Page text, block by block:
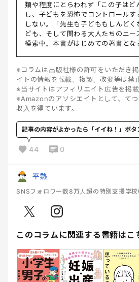
類や程度にとらわれず「この子はど
し、子どもを恐怖でコントロール
しない。「先生も子どももしんど
ども、そして関わる大人たちのニー
模索中。本書がはじめての著書とな
※コラムは出版社様の許可をいただき
イトの情報を転載、複製、改変等は禁
※当サイトはアフィリエイト広告を掲載
※Amazonのアソシエイトとして、て
収入を得ています。
記事の内容がよかったら「イイね！」ボ
44 0
平熱
SNSフォロワー数8万人超の特別支援学校
このコラムに関連する書籍はこ